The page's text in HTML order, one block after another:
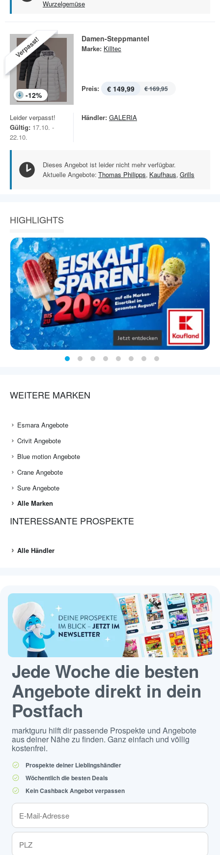
Wurzelgemüse
Verpasst!
-12%
Damen-Steppmantel
Marke: Killtec
Preis: € 149,99 € 169,95
Leider verpasst!
Gültig: 17.10. -
22.10.
Händler: GALERIA
Dieses Angebot ist leider nicht mehr verfügbar.
Aktuelle Angebote: Thomas Philipps, Kaufhaus, Grills
HIGHLIGHTS
WEITERE MARKEN
Esmara Angebote
Crivit Angebote
Blue motion Angebote
Crane Angebote
Sure Angebote
Alle Marken
INTERESSANTE PROSPEKTE
Alle Händler
Jede Woche die besten
Angebote direkt in dein
Postfach
marktguru hilft dir passende Prospekte und Angebote
aus deiner Nähe zu finden. Ganz einfach und völlig
kostenfrei.
Prospekte deiner Lieblingshändler
Wöchentlich die besten Deals
Kein Cashback Angebot verpassen